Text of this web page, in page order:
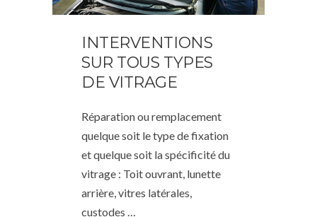
INTERVENTIONS
SUR TOUS TYPES
DE VITRAGE
Réparation ou remplacement
quelque soit le type de fixation
et quelque soit la spécificité du
vitrage : Toit ouvrant, lunette
arrière, vitres latérales,
custodes …